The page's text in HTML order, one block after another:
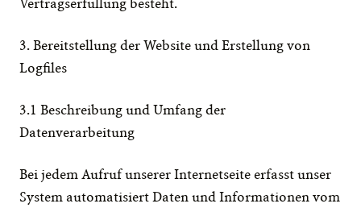
Vertragserfüllung besteht.
3. Bereitstellung der Website und Erstellung von
Logfiles
3.1 Beschreibung und Umfang der
Datenverarbeitung
Bei jedem Aufruf unserer Internetseite erfasst unser
System automatisiert Daten und Informationen vom